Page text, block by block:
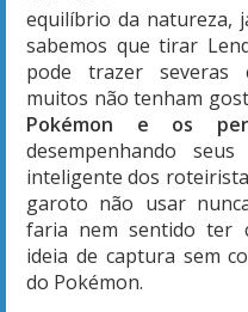
equilíbrio da natureza,
sabemos que tirar
pode trazer severas
muitos não tenham
Pokémon e os
desempenhando
inteligente dos
garoto não usar
faria nem sentido ter
ideia de captura sem
do Pokémon.